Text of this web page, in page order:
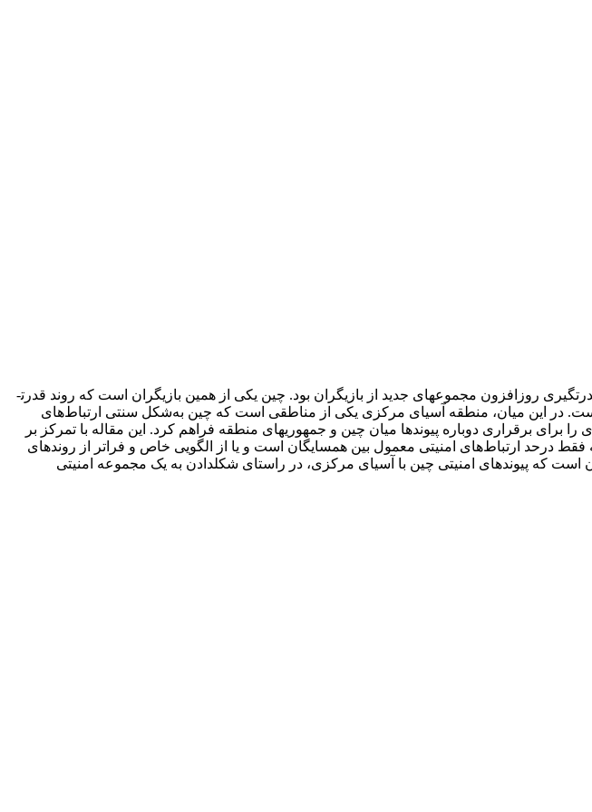
پایان جنگ سرد، سبب تحولات قابل توجهی در عرصه روابط بین­الملل شد که از مهم‌ترین نمونه آنها، ورود و قدرت­گیری روزافزون مجموعه­ای جدید از بازیگران بود. چین یکی از همین بازیگران است که روند قدرت­
در این میان، منطقه آسیای مرکزی یکی از مناطقی است که چین به‌شکل سنتی ارتباط‌های
آسیای مرکزی، زمینه مساعدی را برای برقراری دوباره پیوندها میان چین و جمهوری­های منطقه فراهم کرد. این مقاله با تمرکز بر
درحد ارتباط‌های امنیتی معمول بین همسایگان است و یا از الگویی خاص و فراتر از روندهای
که پیوندهای امنیتی چین با آسیای مرکزی، در راستای شکل­دادن به یک مجموعه امنیتی